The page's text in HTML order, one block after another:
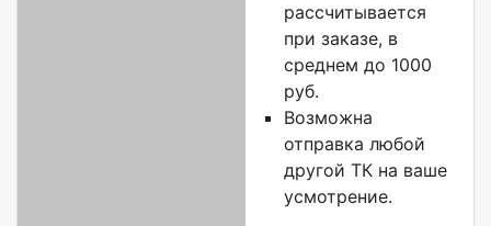
рассчитывается
при заказе, в
среднем до 1000
руб.
Возможна
отправка любой
другой ТК на ваше
усмотрение.